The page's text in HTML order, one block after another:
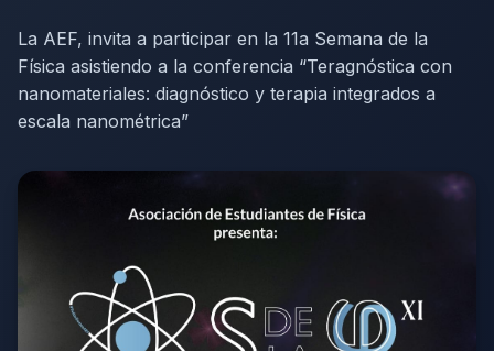
La AEF, invita a participar en la 11a Semana de la
Física asistiendo a la conferencia “Teragnóstica con
nanomateriales: diagnóstico y terapia integrados a
escala nanométrica”